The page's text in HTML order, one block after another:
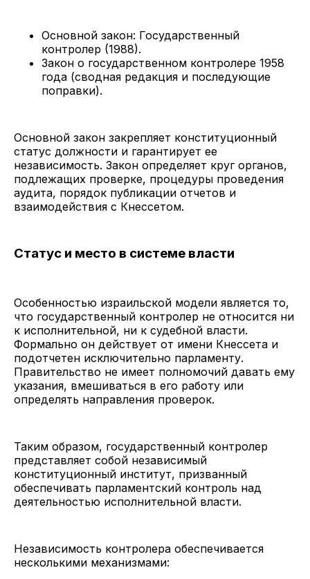
Основной закон: Государственный
контролер (1988).
Закон о государственном контролере 1958
года (сводная редакция и последующие
поправки).
Основной закон закрепляет конституционный
статус должности и гарантирует ее
независимость. Закон определяет круг органов,
подлежащих проверке, процедуры проведения
аудита, порядок публикации отчетов и
взаимодействия с Кнессетом.
Статус и место в системе власти
Особенностью израильской модели является то,
что государственный контролер не относится ни
к исполнительной, ни к судебной власти.
Формально он действует от имени Кнессета и
подотчетен исключительно парламенту.
Правительство не имеет полномочий давать ему
указания, вмешиваться в его работу или
определять направления проверок.
Таким образом, государственный контролер
представляет собой независимый
конституционный институт, призванный
обеспечивать парламентский контроль над
деятельностью исполнительной власти.
Независимость контролера обеспечивается
несколькими механизмами: